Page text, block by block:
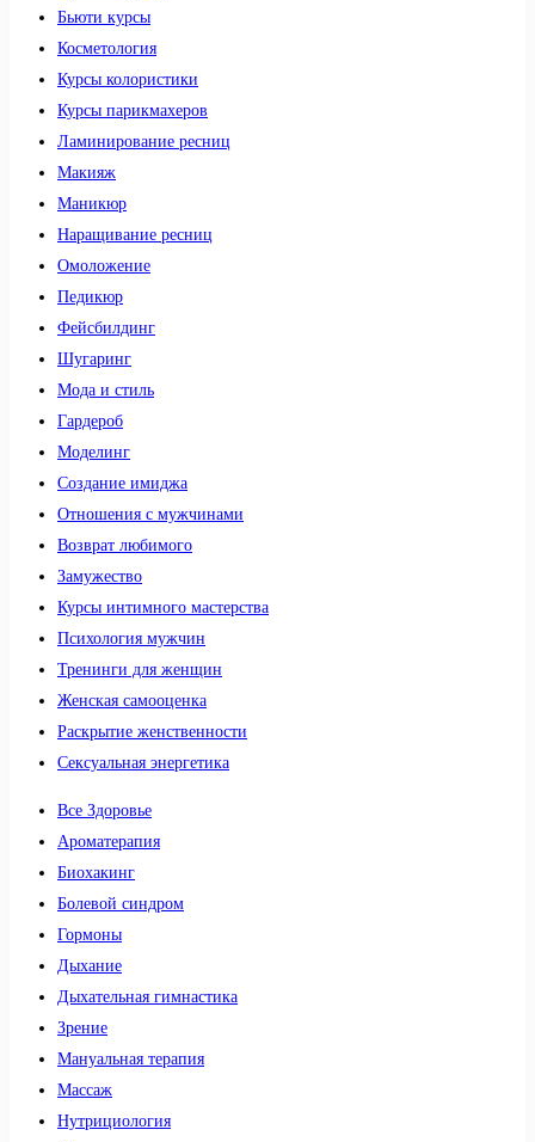
Бьюти курсы
Косметология
Курсы колористики
Курсы парикмахеров
Ламинирование ресниц
Макияж
Маникюр
Наращивание ресниц
Омоложение
Педикюр
Фейсбилдинг
Шугаринг
Мода и стиль
Гардероб
Моделинг
Создание имиджа
Отношения с мужчинами
Возврат любимого
Замужество
Курсы интимного мастерства
Психология мужчин
Тренинги для женщин
Женская самооценка
Раскрытие женственности
Сексуальная энергетика
Все Здоровье
Ароматерапия
Биохакинг
Болевой синдром
Гормоны
Дыхание
Дыхательная гимнастика
Зрение
Мануальная терапия
Массаж
Нутрициология